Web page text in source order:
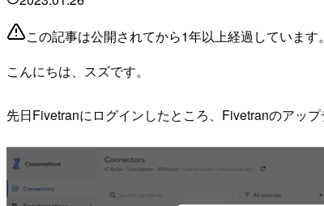
この記事は公開されてから1年以上経過していま
こんにちは、スズです。
先日Fivetranにログインしたところ、Fivetranのアップ